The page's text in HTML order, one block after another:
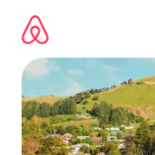
directement
contenu